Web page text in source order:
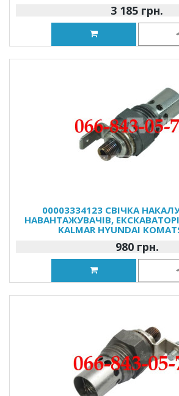
3 185 грн.
00003334123 СВІЧКА
НАВАНТАЖУВАЧІВ, ЕКСКАВАТОРІВ
KALMAR HYUNDAI
980 грн.